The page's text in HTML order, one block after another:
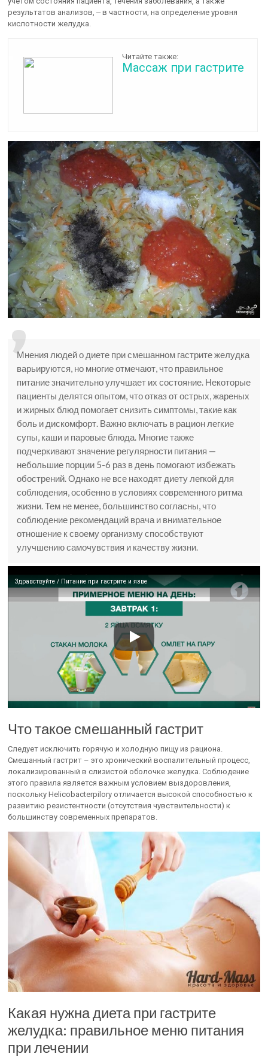
результатов анализов, ‒ в частности, на определение уровня
кислотности желудка.
Читайте также:
Массаж при гастрите
Мнения людей о диете при смешанном гастрите желудка
варьируются, но многие отмечают, что правильное
питание значительно улучшает их состояние. Некоторые
пациенты делятся опытом, что отказ от острых, жареных
и жирных блюд помогает снизить симптомы, такие как
боль и дискомфорт. Важно включать в рацион легкие
супы, каши и паровые блюда. Многие также
подчеркивают значение регулярности питания —
небольшие порции 5-6 раз в день помогают избежать
обострений. Однако не все находят диету легкой для
соблюдения, особенно в условиях современного ритма
жизни. Тем не менее, большинство согласны, что
соблюдение рекомендаций врача и внимательное
отношение к своему организму способствуют
улучшению самочувствия и качеству жизни.
Здравствуйте / Питание при гастрите и язве
Что такое смешанный гастрит
Следует исключить горячую и холодную пищу из рациона.
Смешанный гастрит – это хронический воспалительный процесс,
локализированный в слизистой оболочке желудка. Соблюдение
этого правила является важным условием выздоровления,
поскольку Helicobacterpilory отличается высокой способностью к
развитию резистентности (отсутствия чувствительности) к
большинству современных препаратов.
Какая нужна диета при гастрите
желудка: правильное меню питания
при лечении